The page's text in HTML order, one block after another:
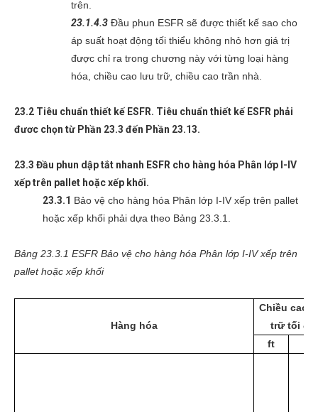
trên.
23.1.4.3 Đầu phun ESFR sẽ được thiết kế sao cho
áp suất hoạt động tối thiểu không nhỏ hơn giá trị
được chỉ ra trong chương này với từng loại hàng
hóa, chiều cao lưu trữ, chiều cao trần nhà.
23.2 Tiêu chuẩn thiết kế ESFR. Tiêu chuẩn thiết kế ESFR phải
đươc chọn từ Phần 23.3 đến Phần 23.13.
23.3 Đầu phun dập tắt nhanh ESFR cho hàng hóa Phân lớp I-IV
xếp trên pallet hoặc xếp khối.
23.3.1 Bảo vệ cho hàng hóa Phân lớp I-IV xếp trên pallet
hoặc xếp khối phải dựa theo Bảng 23.3.1.
Bảng 23.3.1 ESFR Bảo vệ cho hàng hóa Phân lớp I-IV xếp trên
pallet hoặc xếp khối
Hàng hóa
Chiều cao
trữ tối đa
ft